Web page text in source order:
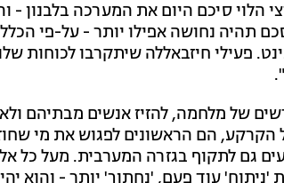
הלוי סיכם היום את המערכה בלבנון -
תהיה נחושה אפילו יותר - על-פי
פעילי חיזבאללה שיתקרבו לכוחות
של מלחמה, להזיז אנשים מבתיהם
הם הראשונים לפגוש את מי
גם לתקוף בגזרה המערבית. מעל כל